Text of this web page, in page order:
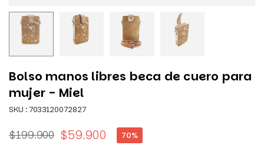
Bolso manos libres beca de cuero para
mujer - Miel
SKU :7033120072827
Precio
$199.900 $59.900 70%